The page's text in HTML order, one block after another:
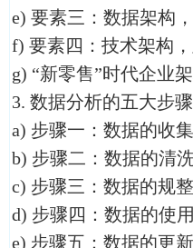
e) 要素三：数据架构
f) 要素四：技术架构
g) “新零售”时代企业
3. 数据分析的五大步
a) 步骤一：数据的收集
b) 步骤二：数据的清
c) 步骤三：数据的规整
d) 步骤四：数据的使用
e) 步骤五：数据的更新